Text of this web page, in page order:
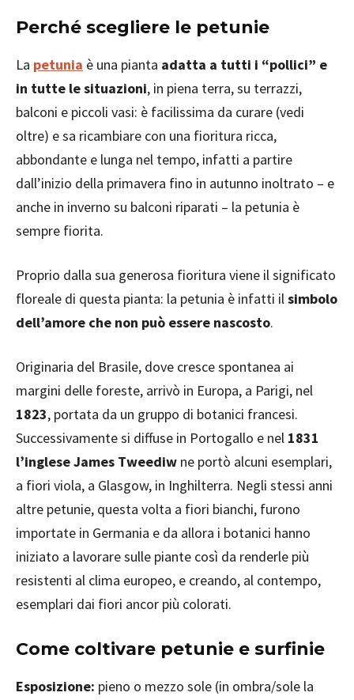
Perché scegliere le petunie
La petunia è una pianta adatta a tutti i “pollici” e
in tutte le situazioni, in piena terra, su terrazzi,
balconi e piccoli vasi: è facilissima da curare (vedi
oltre) e sa ricambiare con una fioritura ricca,
abbondante e lunga nel tempo, infatti a partire
dall’inizio della primavera fino in autunno inoltrato – e
anche in inverno su balconi riparati – la petunia è
sempre fiorita.
Proprio dalla sua generosa fioritura viene il significato
floreale di questa pianta: la petunia è infatti ilsimbolo
dell’amore che non può essere nascosto.
Originaria del Brasile, dove cresce spontanea ai
margini delle foreste, arrivò in Europa, a Parigi, nel
1823, portata da un gruppo di botanici francesi.
Successivamente si diffuse in Portogallo e nel 1831
l’inglese James Tweediw ne portò alcuni esemplari,
a fiori viola, a Glasgow, in Inghilterra. Negli stessi anni
altre petunie, questa volta a fiori bianchi, furono
importate in Germania e da allora i botanici hanno
iniziato a lavorare sulle piante così da renderle più
resistenti al clima europeo, e creando, al contempo,
esemplari dai fiori ancor più colorati.
Come coltivare petunie e surfinie
Esposizione: pieno o mezzo sole (in ombra/sole la